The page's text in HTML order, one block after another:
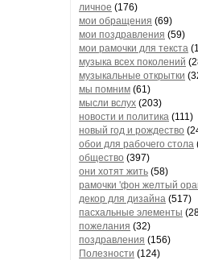
личное (176)
мои обращения (69)
мои поздравления (59)
мои рамочки для текста
музыка всех поколений
музыкальные открытки
мы помним (61)
мысли вслух (203)
новости и политика (111)
новый год и рождество
обои для рабочего стола
общество (397)
они хотят жить (58)
рамочки 'фон желтый
декор для дизайна (517)
пасхальные элементы
пожелания (32)
поздравления (156)
Полезности (124)